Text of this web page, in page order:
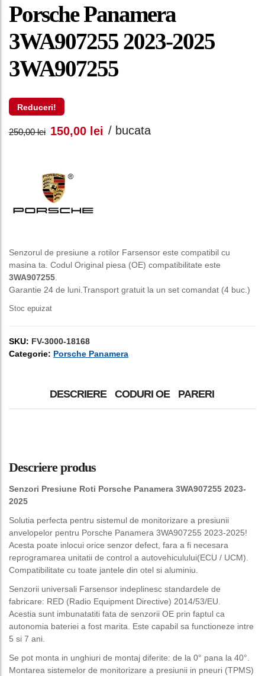
Porsche Panamera
3WA907255 2023-2025
3WA907255
Reduceri!
250,00lei Prețul
a
fost:
150,00 lei Prețul
/ bucata
Senzorul de presiune a rotilor Farsensor este compatibil cu
masina ta. Codul Original piesa (OE) compatibilitate este
3WA907255
Garantie 24 de luni.Transport gratuit la un set comandat (4 buc.)
Stoc epuizat
SKU: FV-3000-18168
Categorie: Porsche Panamera
DESCRIERE CODURI OE PARERI
Descriere produs
Senzori Presiune Roti Porsche Panamera 3WA907255 2023-
2025
Solutia perfecta pentru sistemul de monitorizare a presiunii
anvelopelor pentru Porsche Panamera 3WA907255 2023-2025!
Acesta poate inlocui orice senzor defect, fara a fi necesara
reprogramarea unitatii de control a autovehiculului(ECU / UCM).
Compatibilitate cu toate jantele din otel si aluminiu.
Senzorii universali Farsensor indeplinesc standardele de
fabricare: RED (Radio Equipment Directive) 2014/53/EU.
Acestia sunt imbunatatiti fata de senzorii OE prin faptul ca
autonomia bateriei a fost marita. Este capabil sa functioneze intre
5 si 7 ani.
Se pot monta in unghiuri de montaj diferite: de la 0° pana la 40°.
Montarea sistemelor de monitorizare a presiunii in pneuri (TPMS)